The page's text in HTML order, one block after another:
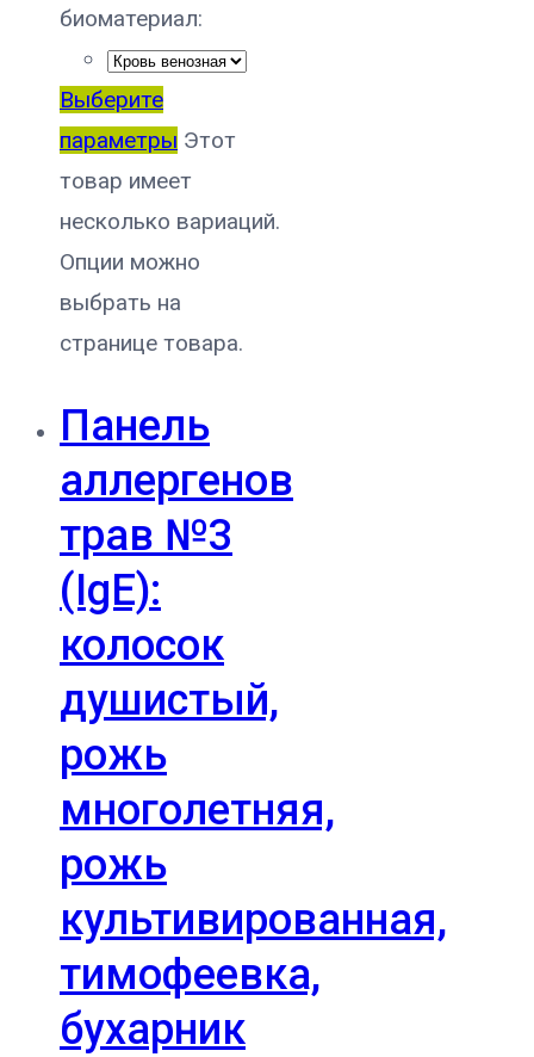
биоматериал:
Выберите
параметры Этот
товар имеет
несколько вариаций.
Опции можно
выбрать на
странице товара.
Панель
аллергенов
трав №3
(IgE):
колосок
душистый,
рожь
многолетняя,
рожь
культивированная,
тимофеевка,
бухарник